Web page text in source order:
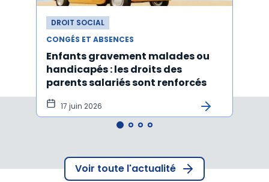
DROIT SOCIAL
CONGÉS ET ABSENCES
Enfants gravement malades ou
handicapés : les droits des
parents salariés sont renforcés
17 juin 2026
Voir toute l'actualité